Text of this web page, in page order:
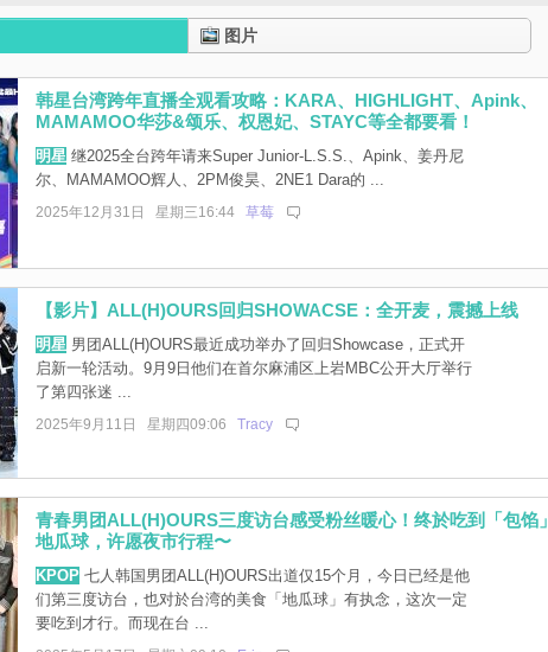
图片
韩星台湾跨年直播全观看攻略：KARA、HIGHLIGHT、Apink、
MAMAMOO华莎&颂乐、权恩妃、STAYC等全都要看！
明星继2025全台跨年请来Super Junior-L.S.S.、Apink、姜丹尼
尔、MAMAMOO辉人、2PM俊昊、2NE1 Dara的 ...
2025年12月31日 星期三16:44 草莓
【影片】ALL(H)OURS回归SHOWACSE：全开麦，震撼上线
明星男团ALL(H)OURS最近成功举办了回归Showcase，正式开
启新一轮活动。9月9日他们在首尔麻浦区上岩MBC公开大厅举行
了第四张迷 ...
2025年9月11日 星期四09:06 Tracy
青春男团ALL(H)OURS三度访台感受粉丝暖心！终於吃到「包馅」
地瓜球，许愿夜市行程〜
KPOP七人韩国男团ALL(H)OURS出道仅15个月，今日已经是他
们第三度访台，也对於台湾的美食「地瓜球」有执念，这次一定
要吃到才行。而现在台 ...